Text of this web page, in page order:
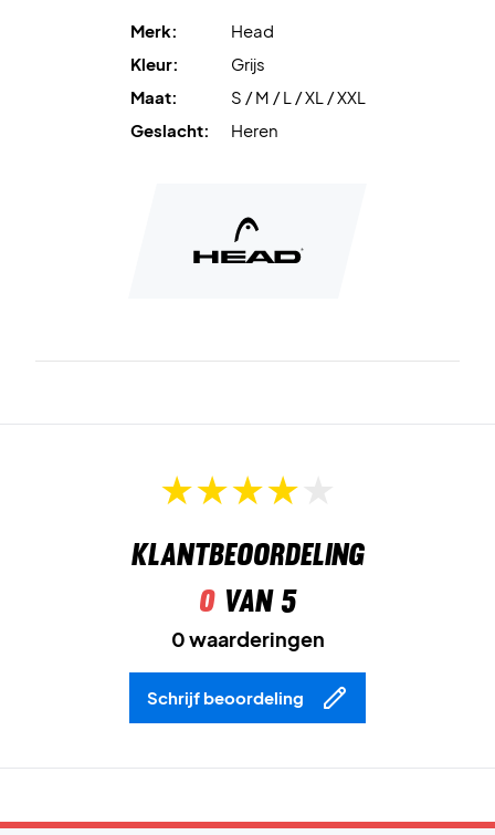
Merk:
Head
Kleur:
Grijs
Maat:
S / M / L / XL / XXL
Geslacht:
Heren
Klantbeoordeling
0van 5
0 waarderingen
Schrijf beoordeling